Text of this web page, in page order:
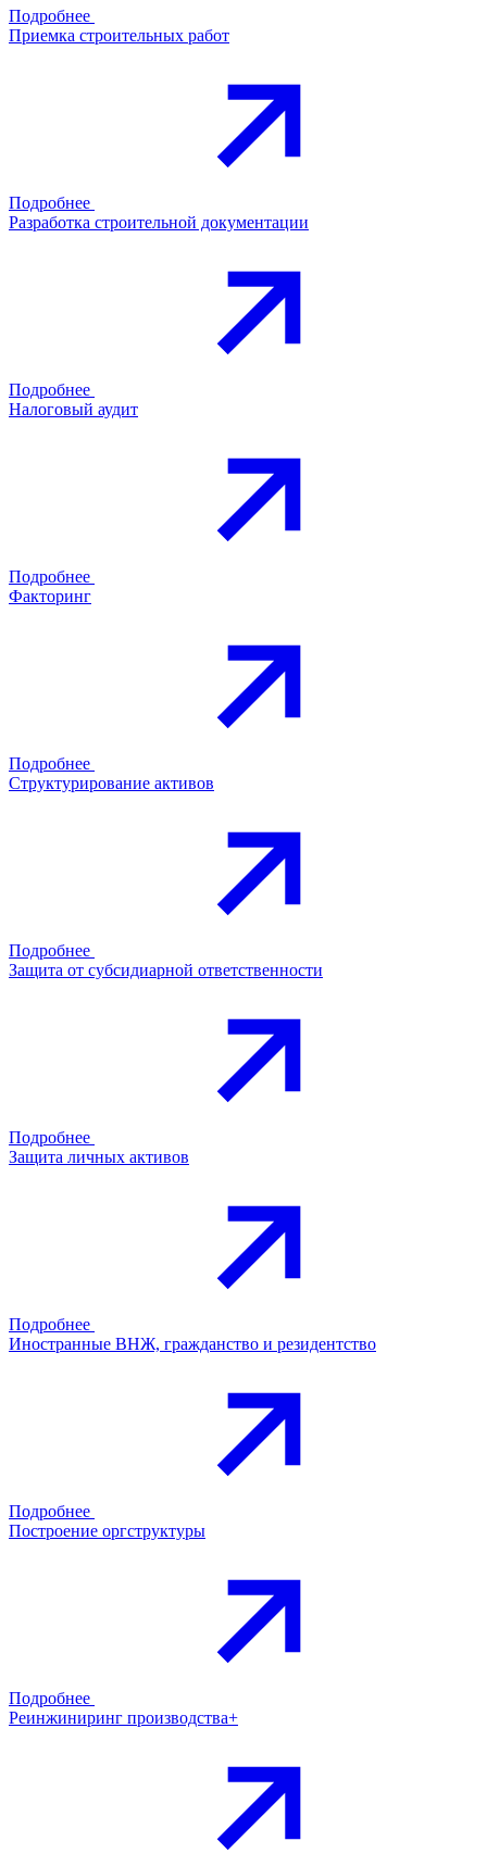
Подробнее
Приемка строительных работ
Подробнее
Разработка строительной документации
Подробнее
Налоговый аудит
Подробнее
Факторинг
Подробнее
Структурирование активов
Подробнее
Защита от субсидиарной ответственности
Подробнее
Защита личных активов
Подробнее
Иностранные ВНЖ, гражданство и резидентство
Подробнее
Построение оргструктуры
Подробнее
Реинжиниринг производства+